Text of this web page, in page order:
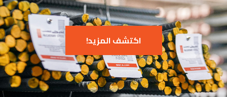
اكتشف المزيد!